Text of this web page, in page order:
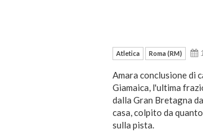
Atletica Roma (RM)
Amara conclusione di
Giamaica, l'ultima
dalla Gran Bretagna
casa, colpito da
sulla pista.